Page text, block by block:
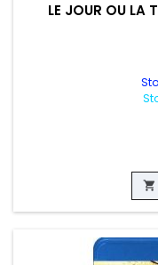
LE JOUR OU LA
